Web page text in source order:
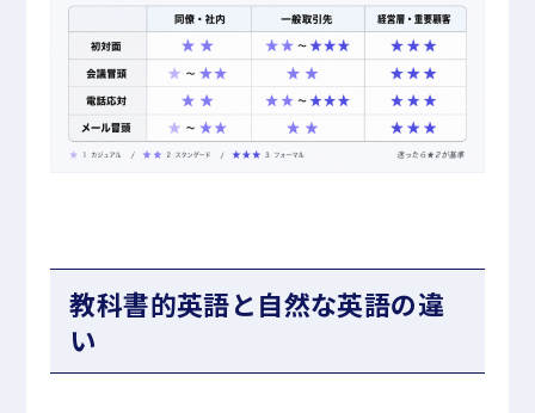
教科書的英語と自然な英語の違
い